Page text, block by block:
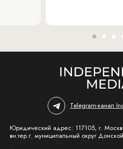
Telegram-канал
Юридический адрес: 117105, г.
вн.тер.г. муниципальный округ